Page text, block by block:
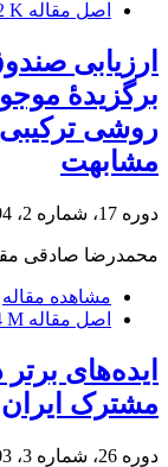
اصل مقاله K
ارزیابی
برگزیدۀ
مشابهت
دوره 17، شماره 2، 1394، صفحه
محمدرضا صادقی
مشاهده مقاله
اصل مقاله M
ایده‌های
مشترک ایران
دوره 26، شماره 3، 1403، صفحه